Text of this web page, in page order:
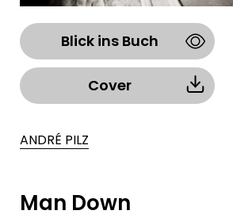
Blick ins Buch
Cover
ANDRÉ PILZ
Man Down